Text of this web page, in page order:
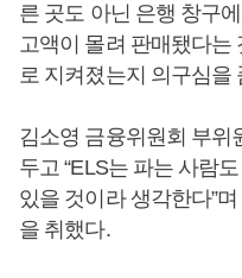
른 곳도 아닌 은행 창구
고액이 몰려 판매됐다는
로 지켜졌는지 의구심을
김소영 금융위원회 부위
두고 “ELS는 파는 사람
있을 것이라 생각한다”
을 취했다.